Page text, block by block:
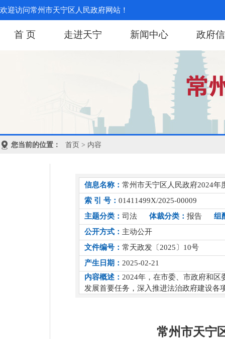
欢迎访问常州市天宁区人民政府网站！
首 页 走进天宁 新闻中心 政府
您当前的位置： 首页 > 内容
信息名称： 常州市天宁区人民政府2024年
索 引 号： 01411499X/2025-00009
主题分类： 司法 体裁分类： 报告
组
公开方式： 主动公开
文件编号： 常天政发〔2025〕10号
产生日期： 2025-02-21
内容概述： 2024年，在市委、市政府和
发展首要任务，深入推进法治政府建设各
常州市天宁